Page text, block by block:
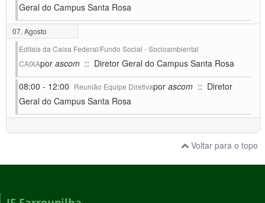
Geral do Campus Santa Rosa
07. Agosto
Editais da Caixa Federal/Fundo Social - Socioambiental
CAIXApor ascom :: Diretor Geral do Campus Santa Rosa
08:00 - 12:00 Reunião Equipe Diretivapor ascom :: Diretor
Geral do Campus Santa Rosa
Voltar para o topo